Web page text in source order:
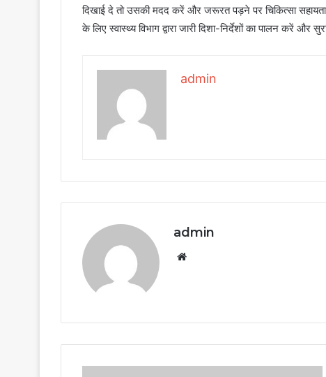
दिखाई दे तो उसकी मदद करें और जरूरत पड़ने पर चिकित्सा सहायता
के लिए स्वास्थ्य विभाग द्वारा जारी दिशा-निर्देशों का पालन करें और
admin
admin